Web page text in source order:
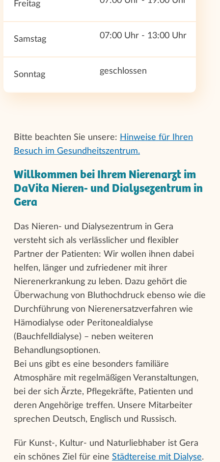
Freitag
Samstag 07:00 Uhr - 13:00 Uhr
Sonntag geschlossen
Bitte beachten Sie unsere: Hinweise für Ihren
Besuch im Gesundheitszentrum.
Willkommen bei Ihrem Nierenarzt im
DaVita Nieren- und Dialysezentrum in
Gera
Das Nieren- und Dialysezentrum in Gera
versteht sich als verlässlicher und flexibler
Partner der Patienten: Wir wollen ihnen dabei
helfen, länger und zufriedener mit ihrer
Nierenerkrankung zu leben. Dazu gehört die
Überwachung von Bluthochdruck ebenso wie die
Durchführung von Nierenersatzverfahren wie
Hämodialyse oder Peritonealdialyse
(Bauchfelldialyse) – neben weiteren
Behandlungsoptionen.
Bei uns gibt es eine besonders familiäre
Atmosphäre mit regelmäßigen Veranstaltungen,
bei der sich Ärzte, Pflegekräfte, Patienten und
deren Angehörige treffen. Unsere Mitarbeiter
sprechen Deutsch, Englisch und Russisch.
Für Kunst-, Kultur- und Naturliebhaber ist Gera
ein schönes Ziel für eine Städtereise mit Dialyse.